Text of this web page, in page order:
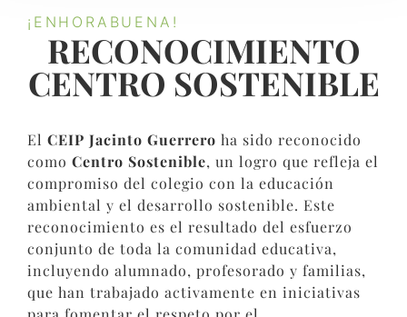
¡ENHORABUENA!
RECONOCIMIENTO
CENTRO SOSTENIBLE​
El CEIP Jacinto Guerrero ha sido reconocido
como Centro Sostenible, un logro que refleja el
compromiso del colegio con la educación
ambiental y el desarrollo sostenible. Este
reconocimiento es el resultado del esfuerzo
conjunto de toda la comunidad educativa,
incluyendo alumnado, profesorado y familias,
que han trabajado activamente en iniciativas